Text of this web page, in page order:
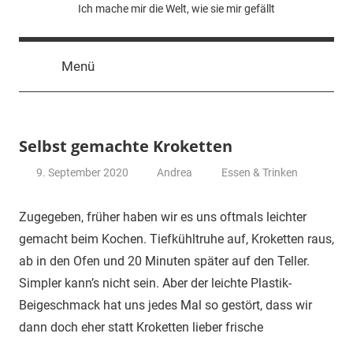
Ich mache mir die Welt, wie sie mir gefällt
Menü
Selbst gemachte Kroketten
9. September 2020 Andrea Essen & Trinken
Zugegeben, früher haben wir es uns oftmals leichter
gemacht beim Kochen. Tiefkühltruhe auf, Kroketten raus,
ab in den Ofen und 20 Minuten später auf den Teller.
Simpler kann’s nicht sein. Aber der leichte Plastik-
Beigeschmack hat uns jedes Mal so gestört, dass wir
dann doch eher statt Kroketten lieber frische